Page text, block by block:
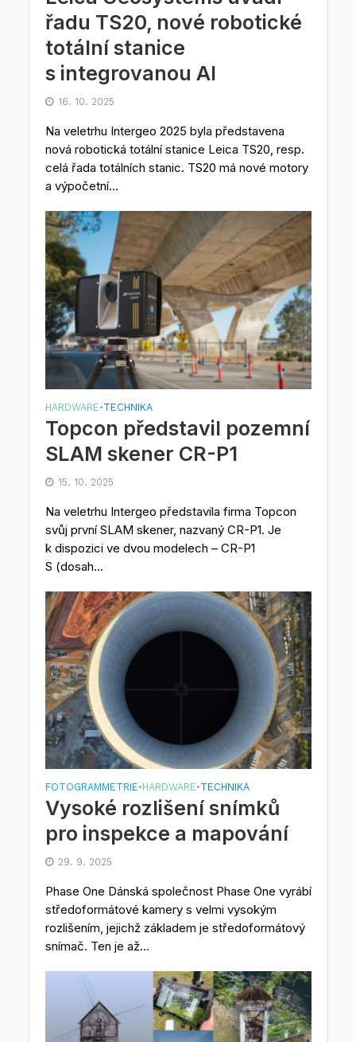
řadu TS20, nové robotické
totální stanice
s integrovanou AI
16. 10. 2025
Na veletrhu Intergeo 2025 byla představena
nová robotická totální stanice Leica TS20, resp.
celá řada totálních stanic. TS20 má nové motory
a výpočetní...
HARDWARE•TECHNIKA
Topcon představil pozemní
SLAM skener CR-P1
15. 10. 2025
Na veletrhu Intergeo představila firma Topcon
svůj první SLAM skener, nazvaný CR-P1. Je
k dispozici ve dvou modelech – CR-P1
S (dosah...
FOTOGRAMMETRIE•HARDWARE•TECHNIKA
Vysoké rozlišení snímků
pro inspekce a mapování
29. 9. 2025
Phase One Dánská společnost Phase One vyrábí
středoformátové kamery s velmi vysokým
rozlišením, jejichž základem je středoformátový
snímač. Ten je až...